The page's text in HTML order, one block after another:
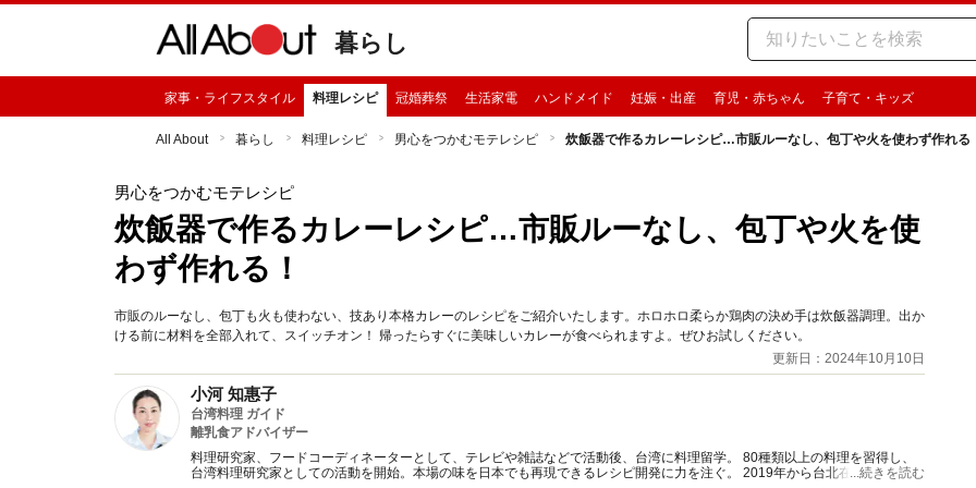
暮らし
家事・ライフスタイル 料理レシピ 冠婚葬祭 生活家電 ハンドメイド 妊娠・出産 育児・赤ちゃん 子育て・キッズ
All About 暮らし 料理レシピ 男心をつかむモテレシピ 炊飯器で作るカレーレシピ…市販ルーなし、包丁や火を使わず作れる
男心をつかむモテレシピ
炊飯器で作るカレーレシピ…市販ルーなし、包丁や火を使
わず作れる！
市販のルーなし、包丁も火も使わない、技あり本格カレーのレシピをご紹介いたします。ホロホロ柔らか鶏肉の決め手は炊飯器調理。出か
ける前に材料を全部入れて、スイッチオン！ 帰ったらすぐに美味しいカレーが食べられますよ。ぜひお試しください。
更新日：2024年10月10日
小河 知惠子
台湾料理 ガイド
離乳食アドバイザー
料理研究家、フードコーディネーターとして、テレビや雑誌などで活動後、台湾に料理留学。 80種類以上の料理を習得し、
台湾料理研究家としての活動を開始。本場の味を日本でも再現できるレシピ開発に力を注ぐ。 2019年から台北在住。現地に
...続きを読む